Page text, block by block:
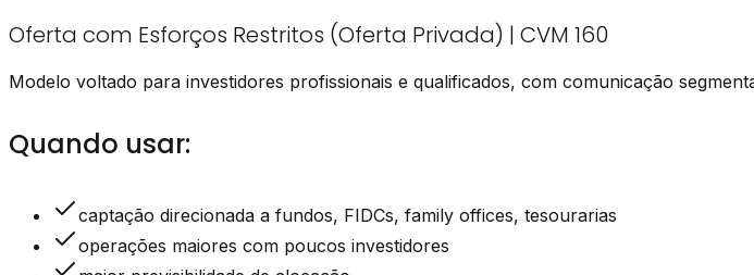
Oferta com Esforços Restritos (Oferta Privada) | CVM 160
Modelo voltado para investidores profissionais e qualificados, com comunicação
Quando usar:
captação direcionada a fundos, FIDCs, family offices, tesourarias
operações maiores com poucos investidores